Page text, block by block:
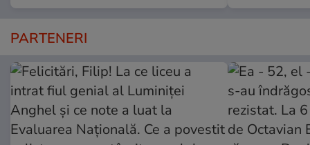
PARTENERI